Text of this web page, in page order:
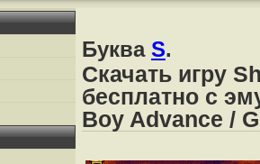
Буква S.
Скачать игру
бесплатно с
Boy Advance /